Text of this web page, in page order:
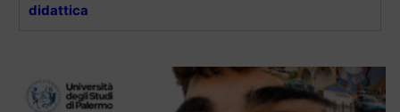
didattica